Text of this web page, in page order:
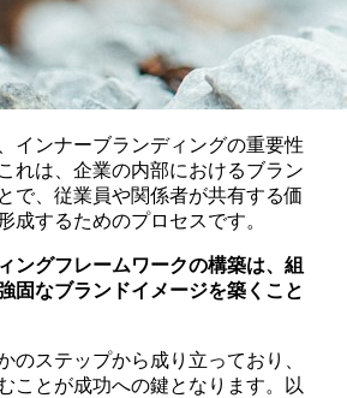
インナーブランディングの重要性
れは、企業の内部におけるブラン
で、従業員や関係者が共有する価
成するためのプロセスです。
ングフレームワークの構築は、組
固なブランドイメージを築くこと
のステップから成り立っており、
ことが成功への鍵となります。以